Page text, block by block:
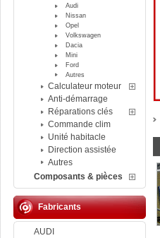
Audi
Nissan
Opel
Volkswagen
Dacia
Mini
Ford
Autres
Calculateur moteur
Anti-démarrage
Réparations clés
Commande clim
Unité habitacle
Direction assistée
Autres
Composants & pièces
Fabricants
AUDI